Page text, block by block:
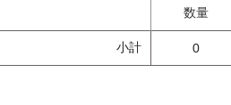
数量
小計 0